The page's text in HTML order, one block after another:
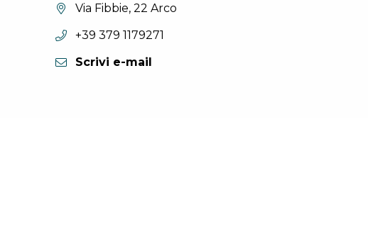
Località:Via Fibbie, 22 Arco
Telefono:
+39 379 1179271
Scrivi e-mail